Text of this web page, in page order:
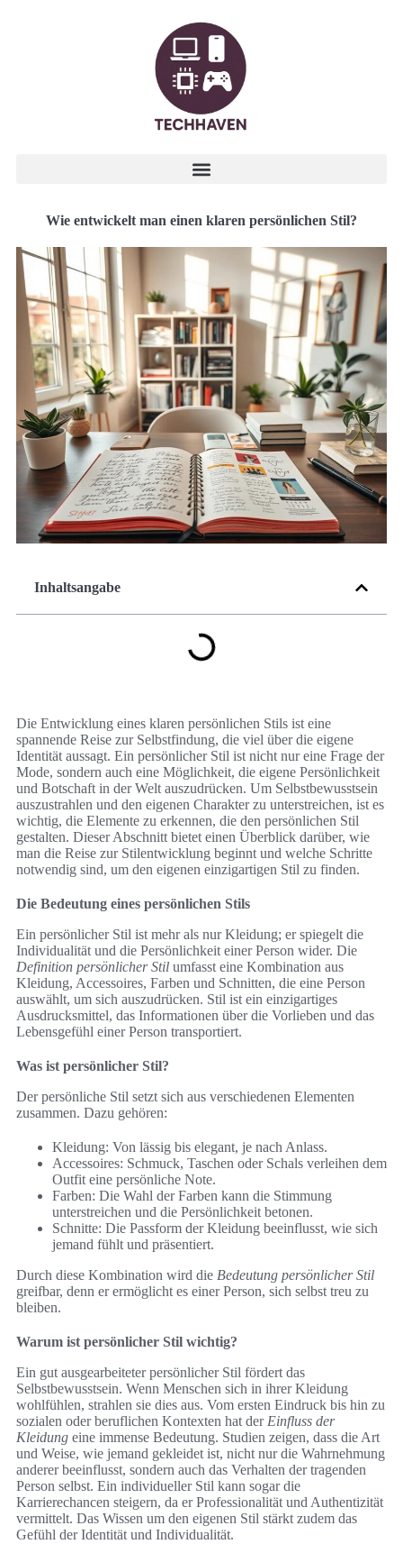
Wie entwickelt man einen klaren persönlichen Stil?
Inhaltsangabe
Die Entwicklung eines klaren persönlichen Stils ist eine
spannende Reise zur Selbstfindung, die viel über die eigene
Identität aussagt. Ein persönlicher Stil ist nicht nur eine Frage der
Mode, sondern auch eine Möglichkeit, die eigene Persönlichkeit
und Botschaft in der Welt auszudrücken. Um Selbstbewusstsein
auszustrahlen und den eigenen Charakter zu unterstreichen, ist es
wichtig, die Elemente zu erkennen, die den persönlichen Stil
gestalten. Dieser Abschnitt bietet einen Überblick darüber, wie
man die Reise zur Stilentwicklung beginnt und welche Schritte
notwendig sind, um den eigenen einzigartigen Stil zu finden.
Die Bedeutung eines persönlichen Stils
Ein persönlicher Stil ist mehr als nur Kleidung; er spiegelt die
Individualität und die Persönlichkeit einer Person wider. Die
Definition persönlicher Stil umfasst eine Kombination aus
Kleidung, Accessoires, Farben und Schnitten, die eine Person
auswählt, um sich auszudrücken. Stil ist ein einzigartiges
Ausdrucksmittel, das Informationen über die Vorlieben und das
Lebensgefühl einer Person transportiert.
Was ist persönlicher Stil?
Der persönliche Stil setzt sich aus verschiedenen Elementen
zusammen. Dazu gehören:
Kleidung: Von lässig bis elegant, je nach Anlass.
Accessoires: Schmuck, Taschen oder Schals verleihen dem
Outfit eine persönliche Note.
Farben: Die Wahl der Farben kann die Stimmung
unterstreichen und die Persönlichkeit betonen.
Schnitte: Die Passform der Kleidung beeinflusst, wie sich
jemand fühlt und präsentiert.
Durch diese Kombination wird die Bedeutung persönlicher Stil
greifbar, denn er ermöglicht es einer Person, sich selbst treu zu
bleiben.
Warum ist persönlicher Stil wichtig?
Ein gut ausgearbeiteter persönlicher Stil fördert das
Selbstbewusstsein. Wenn Menschen sich in ihrer Kleidung
wohlfühlen, strahlen sie dies aus. Vom ersten Eindruck bis hin zu
sozialen oder beruflichen Kontexten hat der Einfluss der
Kleidung eine immense Bedeutung. Studien zeigen, dass die Art
und Weise, wie jemand gekleidet ist, nicht nur die Wahrnehmung
anderer beeinflusst, sondern auch das Verhalten der tragenden
Person selbst. Ein individueller Stil kann sogar die
Karrierechancen steigern, da er Professionalität und Authentizität
vermittelt. Das Wissen um den eigenen Stil stärkt zudem das
Gefühl der Identität und Individualität.